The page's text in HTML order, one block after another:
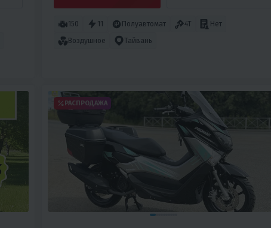
150 11 Полуавтомат 4T
Нет
Воздушное
Тайвань
РАСПРОДАЖА